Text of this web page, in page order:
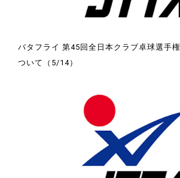
バタフライ 第45回全日本クラブ卓球選手
ついて（5/14）